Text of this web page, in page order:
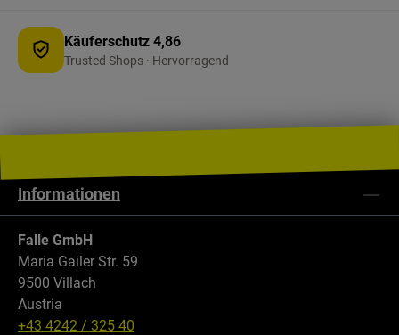
Käuferschutz 4,86
Trusted Shops · Hervorragend
Falle GmbH
Maria Gailer Str. 59
9500 Villach
Austria
+43 4242 / 325 40
Informationen